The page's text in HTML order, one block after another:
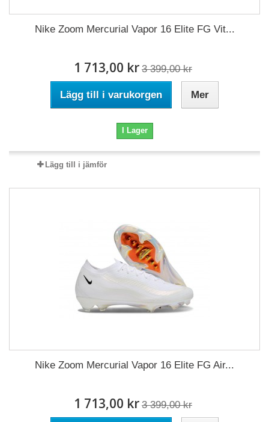
Nike Zoom Mercurial Vapor 16 Elite FG Vit...
1 713,00 kr 3 399,00 kr
Lägg till i varukorgen Mer
I Lager
Lägg till i jämför
Nike Zoom Mercurial Vapor 16 Elite FG Air...
1 713,00 kr 3 399,00 kr